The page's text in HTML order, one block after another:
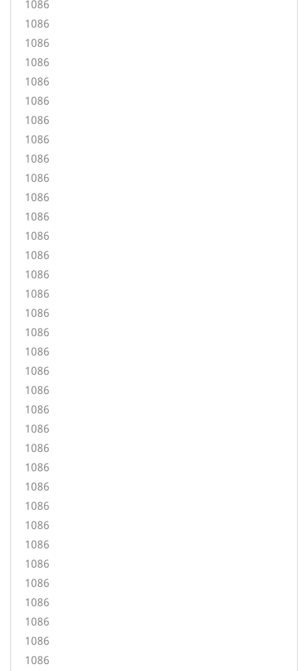
1086
1086
1086
1086
1086
1086
1086
1086
1086
1086
1086
1086
1086
1086
1086
1086
1086
1086
1086
1086
1086
1086
1086
1086
1086
1086
1086
1086
1086
1086
1086
1086
1086
1086
1086